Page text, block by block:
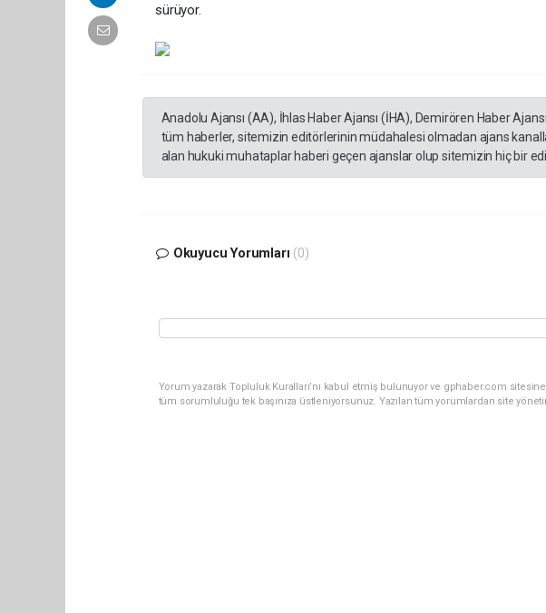
sürüyor.
Anadolu Ajansı (AA), İhlas Haber Ajansı (İHA), Demirören Haber
tüm haberler, sitemizin editörlerinin müdahalesi olmadan ajans
alan hukuki muhataplar haberi geçen ajanslar olup sitemizin hiç bir
Okuyucu Yorumları (0)
Yorum yazarak Topluluk Kuralları’nı kabul etmiş bulunuyor ve gphaber.com
tüm sorumluluğu tek başınıza üstleniyorsunuz. Yazılan tüm yorumlardan site